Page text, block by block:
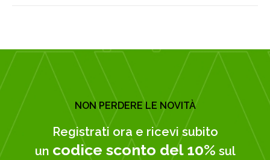
NON PERDERE LE NOVITÀ
Registrati ora e ricevi subito
un codice sconto del 10% sul